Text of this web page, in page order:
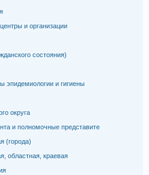
и организации
состояния)
эпидемиологии и гигиены
округа
и полномочные представите
(города)
областная, краевая